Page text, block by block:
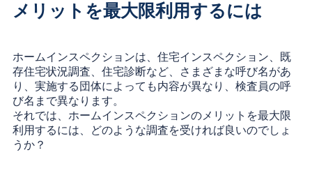
メリットを最大限利用するには
ホームインスペクションは、住宅インスペクション、既
存住宅状況調査、住宅診断など、さまざまな呼び名があ
り、実施する団体によっても内容が異なり、検査員の呼
び名まで異なります。
それでは、ホームインスペクションのメリットを最大限
利用するには、どのような調査を受ければ良いのでしょ
うか？